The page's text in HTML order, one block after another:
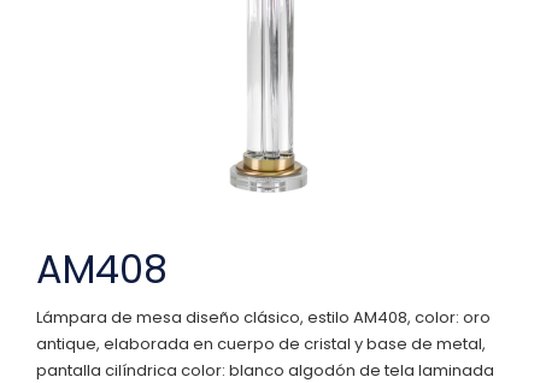
AM408
Lámpara de mesa diseño clásico, estilo AM408, color: oro
antique, elaborada en cuerpo de cristal y base de metal,
pantalla cilíndrica color: blanco algodón de tela laminada